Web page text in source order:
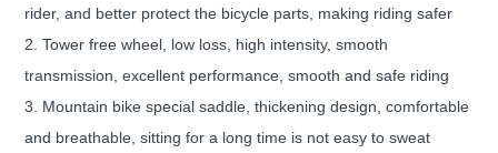
rider, and better protect the bicycle parts, making riding safer
2.Tower freewheel, low loss, high intensity, smooth
transmission, excellent performance, smooth and safe riding
3. Mountain bike special saddle, thickening design, comfortable
and breathable, sitting for a long time is not easy to sweat